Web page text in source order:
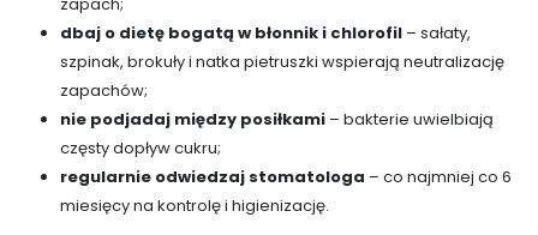
dbaj o dietę bogatą w błonnik i chlorofil– sałaty,
szpinak, brokuły i natka pietruszki wspierają neutralizację
zapachów;
nie podjadaj między posiłkami– bakterie uwielbiają
częsty dopływ cukru;
regularnie odwiedzaj stomatologa – co najmniej co 6
miesięcy na kontrolę i higienizację.